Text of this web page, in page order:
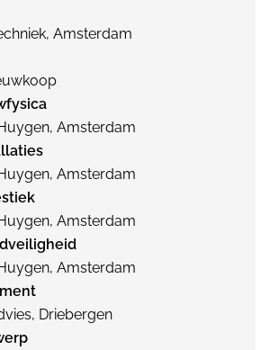
Amsterdam
Amsterdam
Amsterdam
Amsterdam
Amsterdam
Driebergen